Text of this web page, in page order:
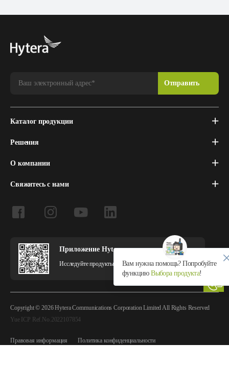
Каталог продукции
Решения
О компании
Свяжитесь с нами
Приложение Hytera
Исследуйте продукты и решения Hytera в приложении.
Copyright © 2026 Hytera Communications Corporation Limited All Rights Reserved
Yue ICP Ref.No.2022107854
Правовая информация
Политика конфиденциальности
Вам нужна помощь? Попробуйте
функциюВыбора продукта!